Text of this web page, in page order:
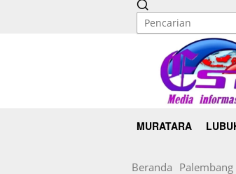
MURATARA
Beranda Palembang